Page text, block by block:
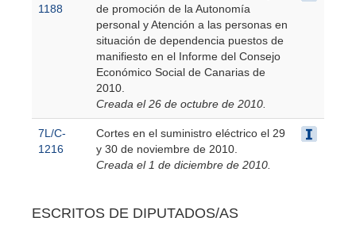
1188
de promoción de la Autonomía
personal y Atención a las personas en
situación de dependencia puestos de
manifiesto en el Informe del Consejo
Económico Social de Canarias de
2010.
Creada el 26 de octubre de 2010.
7L/C-
1216
Cortes en el suministro eléctrico el 29
y 30 de noviembre de 2010.
Creada el 1 de diciembre de 2010.
ESCRITOS DE DIPUTADOS/AS